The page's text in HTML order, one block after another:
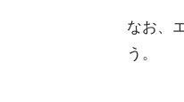
なお、
う。